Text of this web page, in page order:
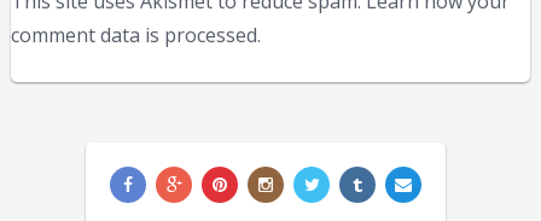
comment data is processed.